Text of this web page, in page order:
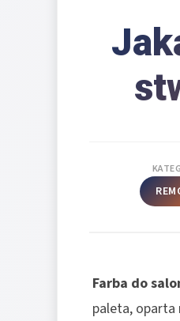
Farba do
paleta, oparta